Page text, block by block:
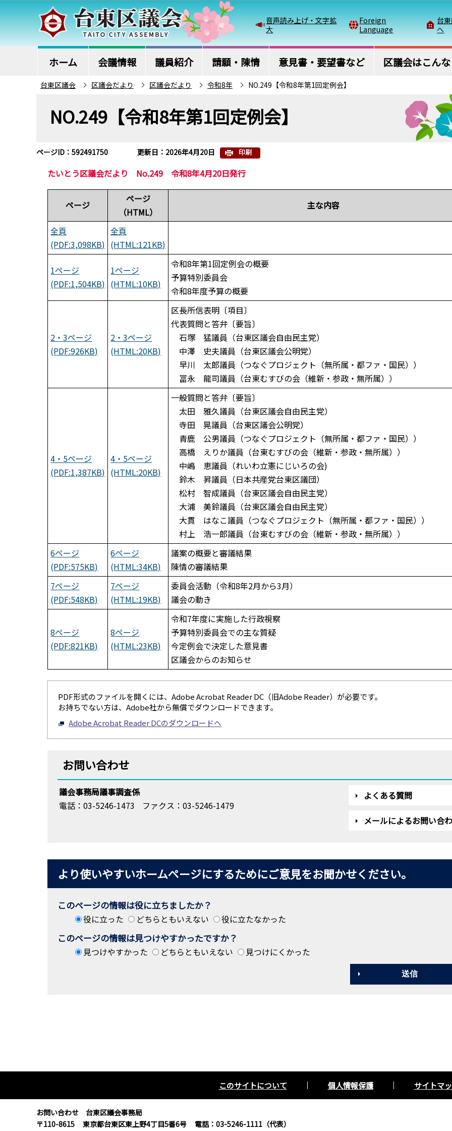
こ
の
ペ
ー
このページの本文へ移動
音声読み上げ・文字拡
大
Foreign
Language
台
へ
ホーム 会議情報 議員紹介 請願・陳情 意見書・要望書など 区議会はこん
台東区議会 区議会だより 区議会だより 令和8年 NO.249【令和8年第1回定例会】
か
NO.249【令和8年第1回定例会】
ページID：592491750 更新日：2026年4月20日 印刷
たいとう区議会だより No.249 令和8年4月20日発行
ページ
ページ
（HTML）
主な内容
全頁
(PDF:3,098KB)
全頁
(HTML:121KB)
1ページ
(PDF:1,504KB)
1ページ
(HTML:10KB)
令和8年第1回定例会の概要
予算特別委員会
令和8年度予算の概要
2・3ページ
(PDF:926KB)
2・3ページ
(HTML:20KB)
区長所信表明〔項目〕
代表質問と答弁〔要旨〕
石塚 猛議員（台東区議会自由民主党）
中澤 史夫議員（台東区議会公明党）
早川 太郎議員（つなぐプロジェクト（無所属・都ファ・国民））
冨永 龍司議員（台東むすびの会（維新・参政・無所属））
4・5ページ
(PDF:1,387KB)
4・5ページ
(HTML:20KB)
一般質問と答弁〔要旨〕
太田 雅久議員（台東区議会自由民主党）
寺田 晃議員（台東区議会公明党）
青鹿 公男議員（つなぐプロジェクト（無所属・都ファ・国民））
高橋 えりか議員（台東むすびの会（維新・参政・無所属））
中嶋 恵議員（れいわ立憲にじいろの会)
鈴木 昇議員（日本共産党台東区議団）
松村 智成議員（台東区議会自由民主党）
大浦 美鈴議員（台東区議会自由民主党）
大貫 はなこ議員（つなぐプロジェクト（無所属・都ファ・国民））
村上 浩一郎議員（台東むすびの会（維新・参政・無所属））
6ページ
(PDF:575KB)
6ページ
(HTML:34KB)
議案の概要と審議結果
陳情の審議結果
7ページ
(PDF:548KB)
7ページ
(HTML:19KB)
委員会活動（令和8年2月から3月）
議会の動き
8ページ
(PDF:821KB)
8ページ
(HTML:23KB)
令和7年度に実施した行政視察
予算特別委員会での主な質疑
今定例会で決定した意見書
区議会からのお知らせ
PDF形式のファイルを開くには、Adobe Acrobat Reader DC（旧Adobe Reader）が必要です。
お持ちでない方は、Adobe社から無償でダウンロードできます。
Adobe Acrobat Reader DCのダウンロードへ
お問い合わせ
議会事務局議事調査係
電話：03-5246-1473
ファクス：03-5246-1479
よくある質問
メールによるお問い合
より使いやすいホームページにするためにご意見をお聞かせください。
このページの情報は役に立ちましたか？
役に立った どちらともいえない 役に立たなかった
このページの情報は見つけやすかったですか？
見つけやすかった どちらともいえない 見つけにくかった
このサイトについて 個人情報保護 サイトマ
お問い合わせ 台東区議会事務局
〒110-8615
東京都台東区東上野4丁目5番6号 電話：03-5246-1111（代表）